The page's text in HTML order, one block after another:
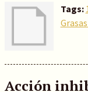
Tags:
Acción